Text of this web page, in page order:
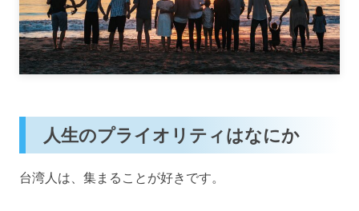
人生のプライオリティはなにか
台湾人は、集まることが好きです。